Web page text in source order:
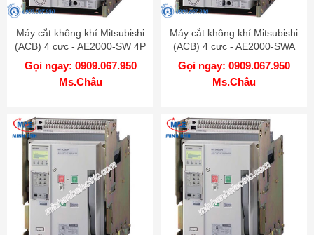
Máy cắt không khí Mitsubishi
(ACB) 4 cực - AE2000-SW 4P
2000A 85kA DR
Gọi ngay: 0909.067.950
Ms.Châu
Máy cắt không khí Mitsubishi
(ACB) 4 cực - AE2000-SWA
4P 2000A 65kA DR
Gọi ngay: 0909.067.950
Ms.Châu